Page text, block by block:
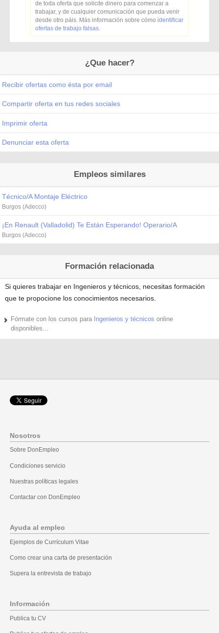
de toda oferta que solicite dinero para comenzar a
trabajar, y de cualquier comunicación que pueda venir
desde otro páis. Más información sobre cómo identificar
ofertas de trabajo falsas.
¿Que hacer?
Recibir ofertas como ésta por email
Compartir oferta en tus redes sociales
Imprimir oferta
Denunciar esta oferta
Empleos similares
Técnico/A Montaje Eléctrico
Burgos (Adecco)
¡En Renault (Valladolid) Te Están Esperando! Operario/A
Burgos (Adecco)
Formación relacionada
Si quieres trabajar en Ingenieros y técnicos, necesitas formación
que te propocione los conocimientos necesarios.
Fórmate con los cursos para Ingenieros y técnicos online
disponibles...
Nosotros
Sobre DonEmpleo
Condiciones servicio
Nuestras políticas legales
Contactar con DonEmpleo
Ayuda al empleo
Ejemplos de Currículum Vitae
Como crear una carta de presentación
Supera la entrevista de trabajo
Información
Publica tu CV